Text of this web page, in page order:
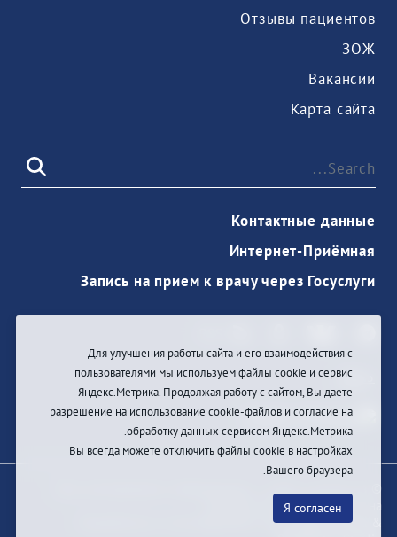
Отзывы пациентов
ЗОЖ
Вакансии
Карта сайта
Контактные данные
Интернет-Приёмная
Запись на прием к врачу через Госуслуги
دخول
первоисточник обязательна
Разработка и техподдержка сайтаBars-Penza &
Для улучшения работы сайта и его взаимодействия с
пользователями мы используем файлы cookie и сервис
Яндекс.Метрика. Продолжая работу с сайтом, Вы даете
разрешение на использование cookie-файлов и согласие на
обработку данных сервисом Яндекс.Метрика.
Вы всегда можете отключить файлы cookie в настройках
Вашего браузера.
Я согласен